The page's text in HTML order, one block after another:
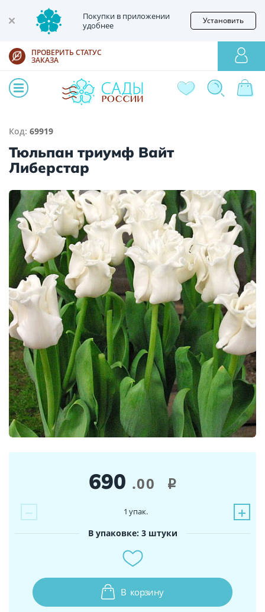
Покупки в приложении
удобнее
Установить
ПРОВЕРИТЬ СТАТУС
ЗАКАЗА
Код: 69919
Тюльпан триумф Вайт
Либерстар
690 .00 i
− +
1 упак.
В упаковке: 3 штуки
В корзину